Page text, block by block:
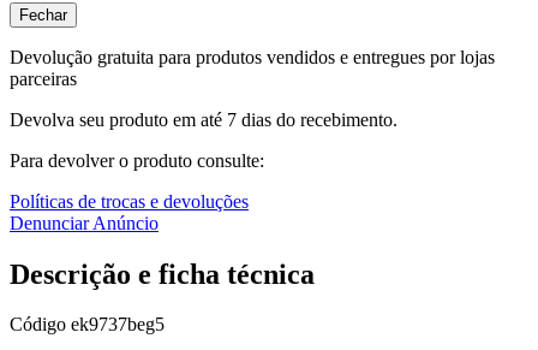
Fechar
Devolução gratuita para produtos vendidos e entregues por lojas
parceiras
Devolva seu produto em até 7 dias do recebimento.
Para devolver o produto consulte:
Políticas de trocas e devoluções
Denunciar Anúncio
Descrição e ficha técnica
Código ek9737beg5